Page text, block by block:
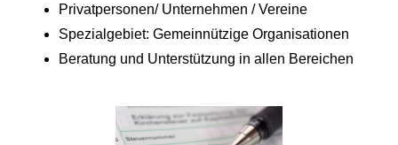
Privatpersonen/ Unternehmen / Vereine
Spezialgebiet: Gemeinnützige Organisationen
Beratung und Unterstützung in allen Bereichen